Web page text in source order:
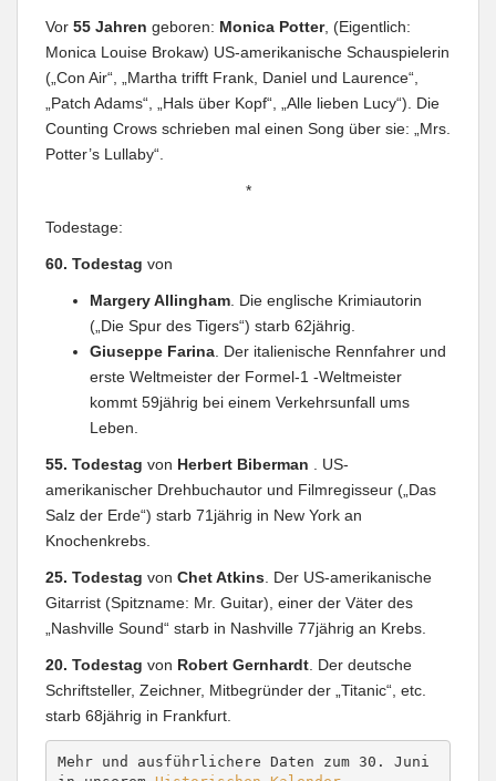
Vor 55 Jahren geboren: Monica Potter, (Eigentlich:
Monica Louise Brokaw) US-amerikanische Schauspielerin
(„Con Air“, „Martha trifft Frank, Daniel und Laurence“,
„Patch Adams“, „Hals über Kopf“, „Alle lieben Lucy“). Die
Counting Crows schrieben mal einen Song über sie: „Mrs.
Potter’s Lullaby“.
*
Todestage:
60. Todestag von
Margery Allingham . Die englische Krimiautorin
(„Die Spur des Tigers“) starb 62jährig.
Giuseppe Farina . Der italienische Rennfahrer und
erste Weltmeister der Formel-1 -Weltmeister
kommt 59jährig bei einem Verkehrsunfall ums
Leben.
55. Todestag von Herbert Biberman
. US-
amerikanischer Drehbuchautor und Filmregisseur („Das
Salz der Erde“) starb 71jährig in New York an
Knochenkrebs.
25. Todestag von Chet Atkins . Der US-amerikanische
Gitarrist (Spitzname: Mr. Guitar), einer der Väter des
„Nashville Sound“ starb in Nashville 77jährig an Krebs.
20. Todestag von Robert Gernhardt . Der deutsche
Schriftsteller, Zeichner, Mitbegründer der „Titanic“, etc.
starb 68jährig in Frankfurt.
Mehr und ausführlichere Daten zum 30. Juni